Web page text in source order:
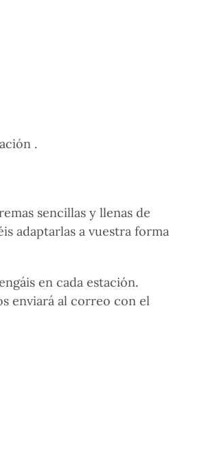
.
sencillas y llenas de
adaptarlas a vuestra forma
en cada estación.
enviará al correo con el